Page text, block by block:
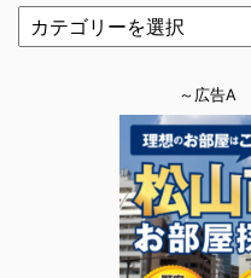
～広告A